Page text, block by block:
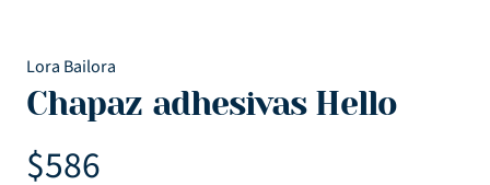
Lora Bailora
Chapaz adhesivas Hello
$586